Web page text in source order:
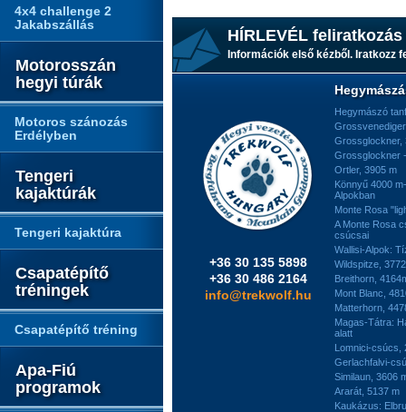
4x4 challenge 2
Jakabszállás
Motorosszán
hegyi túrák
Motoros szánozás
Erdélyben
Tengeri
kajaktúrák
Tengeri kajaktúra
Csapatépítő
tréningek
Csapatépítő tréning
Apa-Fiú
programok
HÍRLEVÉL feliratkozás
Információk első kézből. Iratkozz
+36 30 135 5898
+36 30 486 2164
info@trekwolf.hu
Hegymászó
Grossglockner,
Grossglockner
Ortler, 3905 m
Könnyű 4000
Alpokban
Monte Rosa
A Monte Rosa
csúcsai
Wallisi-Alpok:
Wildspitze,
Breithorn,
Mont Blanc,
Matterhorn,
Magas-Tátra:
alatt
Lomnici-csúcs,
Gerlachfalvi-
Similaun, 3606
Ararát, 5137 m
Kaukázus: